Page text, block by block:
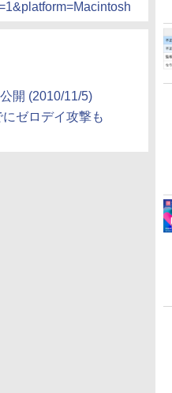
開 (2010/11/5)
ゼロデイ攻撃も